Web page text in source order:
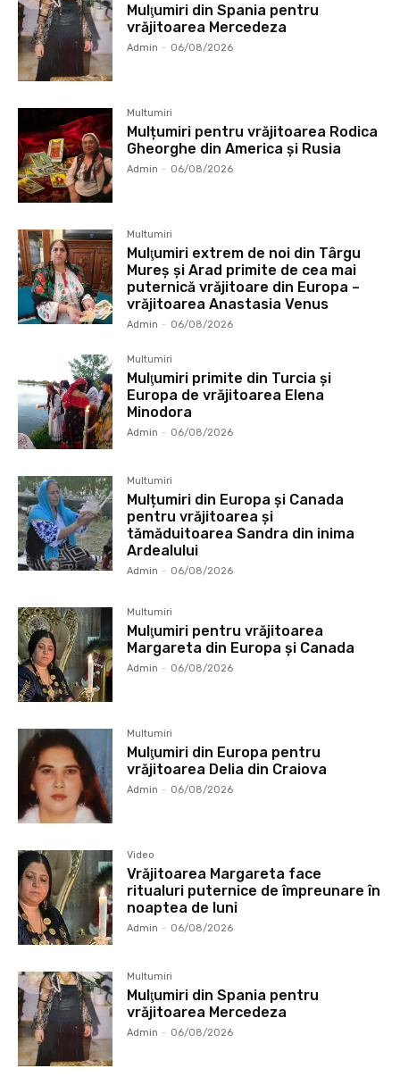
Mulţumiri din Spania pentru
vrăjitoarea Mercedeza
Admin - 06/08/2026
Multumiri
Mulțumiri pentru vrăjitoarea Rodica
Gheorghe din America și Rusia
Admin - 06/08/2026
Multumiri
Mulţumiri extrem de noi din Târgu
Mureș și Arad primite de cea mai
puternică vrăjitoare din Europa –
vrăjitoarea Anastasia Venus
Admin - 06/08/2026
Multumiri
Mulţumiri primite din Turcia și
Europa de vrăjitoarea Elena
Minodora
Admin - 06/08/2026
Multumiri
Mulțumiri din Europa și Canada
pentru vrăjitoarea și
tămăduitoarea Sandra din inima
Ardealului
Admin - 06/08/2026
Multumiri
Mulţumiri pentru vrăjitoarea
Margareta din Europa și Canada
Admin - 06/08/2026
Multumiri
Mulţumiri din Europa pentru
vrăjitoarea Delia din Craiova
Admin - 06/08/2026
Video
Vrăjitoarea Margareta face
ritualuri puternice de împreunare în
noaptea de luni
Admin - 06/08/2026
Multumiri
Mulţumiri din Spania pentru
vrăjitoarea Mercedeza
Admin - 06/08/2026